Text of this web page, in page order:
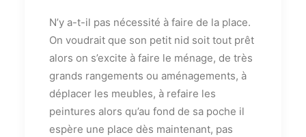
N’y a-t-il pas nécessité à faire de la place.
On voudrait que son petit nid soit tout prêt
alors on s’excite à faire le ménage, de très
grands rangements ou aménagements, à
déplacer les meubles, à refaire les
peintures alors qu’au fond de sa poche il
espère une place dès maintenant, pas